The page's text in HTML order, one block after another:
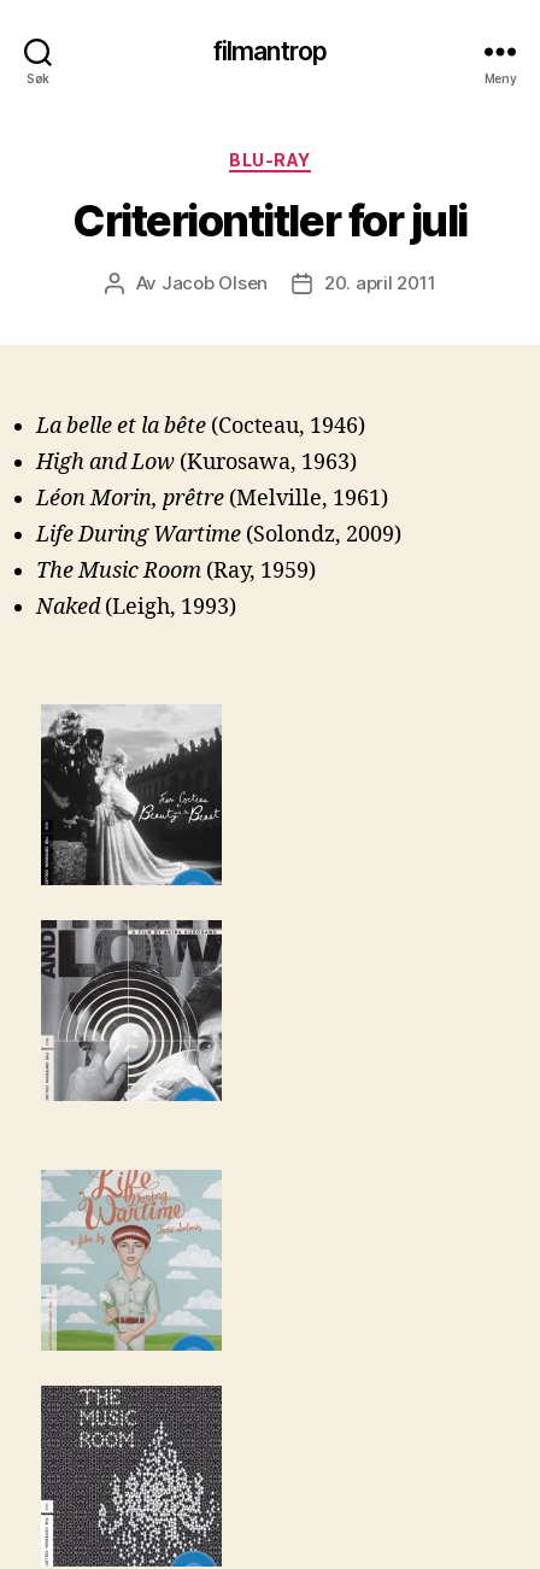
Søk
filmantrop
Meny
Kategorier
BLU-RAY
Criteriontitler for juli
Innleggsforfatter
Av Jacob Olsen Publiseringsdato
20. april 2011
La belle et la bête (Cocteau, 1946)
High and Low (Kurosawa, 1963)
Léon Morin, prêtre (Melville, 1961)
Life During Wartime (Solondz, 2009)
The Music Room (Ray, 1959)
Naked(Leigh, 1993)